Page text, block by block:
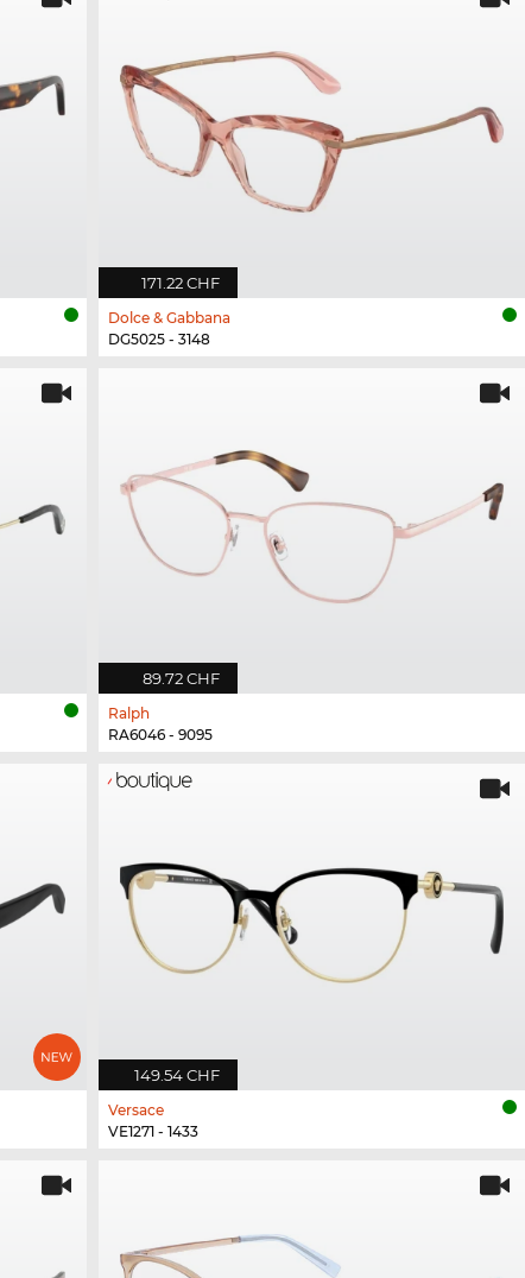
171.22 CHF
Dolce & Gabbana
DG5025 - 3148
89.72 CHF
Ralph
RA6046 - 9095
149.54 CHF
Versace
VE1271 - 1433